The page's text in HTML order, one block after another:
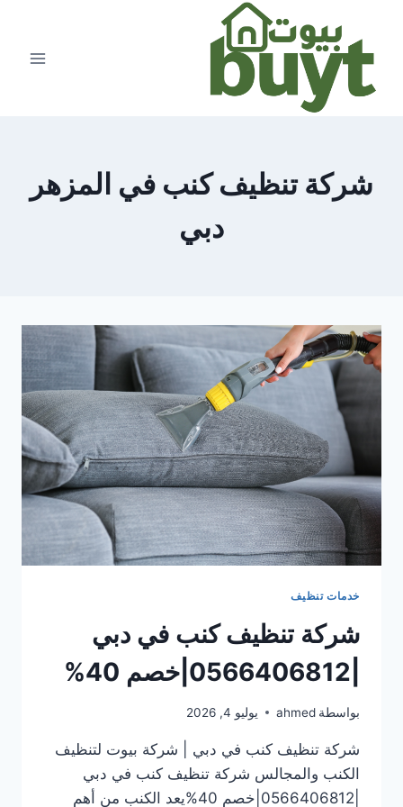
المحتوى
شركة تنظيف كنب في المزهر
دبي
خدمات تنظيف
شركة تنظيف كنب في دبي
بواسطة ahmed يوليو 4, 2026
شركة تنظيف كنب في دبي | شركة بيوت لتنظيف
الكنب والمجالس شركة تنظيف كنب في دبي
|0566406812|خصم 40%يعد الكنب من أهم